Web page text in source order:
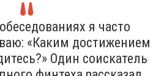
я часто
«Каким достижением
Один соискатель